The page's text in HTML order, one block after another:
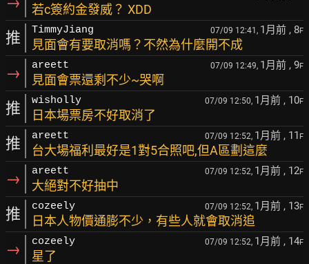
若c簽約金發威？ XDD
推 TimmyJiang 07/09 12:41, 1月前 , 8F
見面會有要取消嗎？不然為什麼開不成
→ areett 07/09 12:49, 1月前 , 9F
見面會票還剩不少~哭啊
推 wisholly 07/09 12:50, 1月前 , 10F
日本場票房不好取消了
推 areett 07/09 12:52, 1月前 , 11 F
台大場福利最好是1對5合照吧,但A區劃這麼
→ areett 07/09 12:52, 1月前 , 12F
大絕對不好抽中
推 cozeely 07/09 12:52, 1月前 , 13F
日本人物價通膨不少，有些人就會取消追
→ cozeely 07/09 12:52, 1月前 , 14F
星了